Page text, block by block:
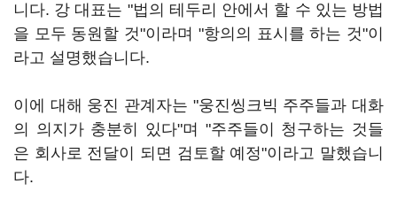
니다. 강 대표는 "법의 테두리 안에서 할 수 있는 방법
을 모두 동원할 것"이라며 "항의의 표시를 하는 것"이
라고 설명했습니다.
이에 대해 웅진 관계자는 "웅진씽크빅 주주들과 대화
의 의지가 충분히 있다"며 "주주들이 청구하는 것들
은 회사로 전달이 되면 검토할 예정"이라고 말했습니
다.